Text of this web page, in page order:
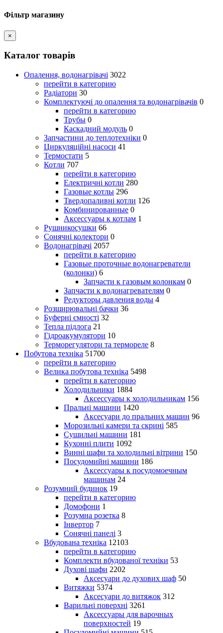
Фільтр магазину
×
Каталог товарів
Опалення, водонагрівачі 3022
перейти в категорию
Радіатори 30
Комплектуючі до опалення та водонагрівачів 0
перейти в категорию
Трубы 0
Каскадний модуль 0
Запчастини до теплотехніки 0
Циркуляційні насоси 41
Термостати 5
Котли 707
перейти в категорию
Електричні котли 280
Газовые котлы 296
Твердопаливні котли 126
Комбинированные 0
Аксессуары к котлам 1
Рушникосушки 66
Сонячні колектори 0
Водонагрівачі 2057
перейти в категорию
Газовые проточные водонагреватели
(колонки) 6
Запчасти к газовым колонкам 0
Запчасти к водонагревателям 0
Редукторы давления воды 4
Розширювальні бачки 36
Буферні ємності 32
Тепла підлога 21
Гідроакумулятори 10
Терморегулятори та термореле 8
Побутова техніка 51700
перейти в категорию
Велика побутова техніка 5498
перейти в категорию
Холодильники 1884
Аксессуары к холодильникам 156
Пральні машини 1420
Аксесуари до пральних машин 96
Морозильні камери та скрині 585
Сушильні машини 181
Кухонні плити 1092
Винні шафи та холодильні вітрини 150
Посудомийні машини 186
Аксессуары к посудомоечным
машинам 24
Розумний будинок 19
перейти в категорию
Домофони 1
Розумна розетка 8
Інвертор 7
Сонячні панелі 3
Вбудована техніка 12103
перейти в категорию
Комплекти вбудованої техніки 53
Духові шафи 2202
Аксесуари до духових шаф 50
Витяжки 5374
Аксесуари до витяжок 312
Варильні поверхні 3261
Аксессуары для варочных
поверхностей 19